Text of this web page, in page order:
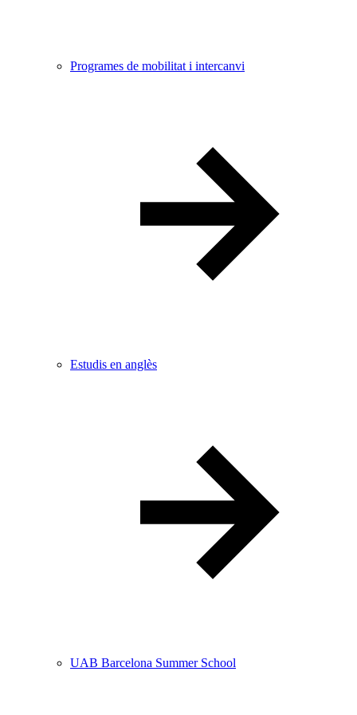
Programes de mobilitat i intercanvi
Estudis en anglès
UAB Barcelona Summer School